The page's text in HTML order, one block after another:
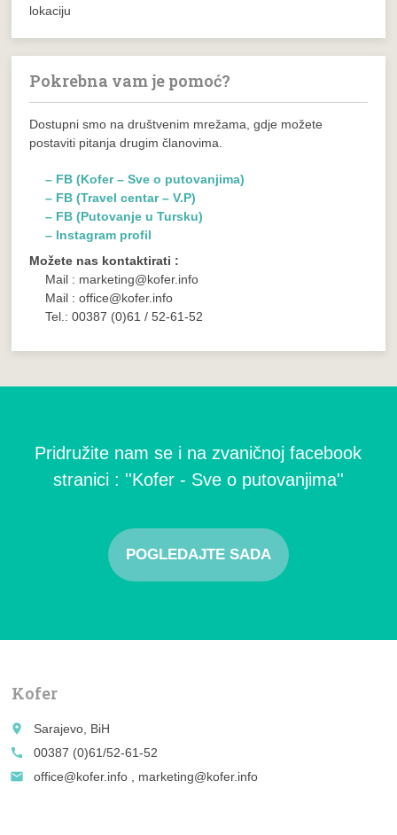
lokaciju
Pokrebna vam je pomoć?
Dostupni smo na društvenim mrežama, gdje možete
postaviti pitanja drugim članovima.
– FB (Kofer – Sve o putovanjima)
– FB (Travel centar – V.P)
– FB (Putovanje u Tursku)
– Instagram profil
Možete nas kontaktirati :
Mail : marketing@kofer.info
Mail : office@kofer.info
Tel.: 00387 (0)61 / 52-61-52
Pridružite nam se i na zvaničnoj facebook
stranici : ''Kofer - Sve o putovanjima''
POGLEDAJTE SADA
Kofer
place
Sarajevo, BiH
call
00387 (0)61/52-61-52
email
office@kofer.info , marketing@kofer.info